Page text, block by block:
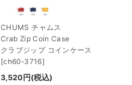
CHUMS チャムス
Crab Zip Coin Case
クラブジップ コインケース
[ch60-3716]
3,520 円 (税込)